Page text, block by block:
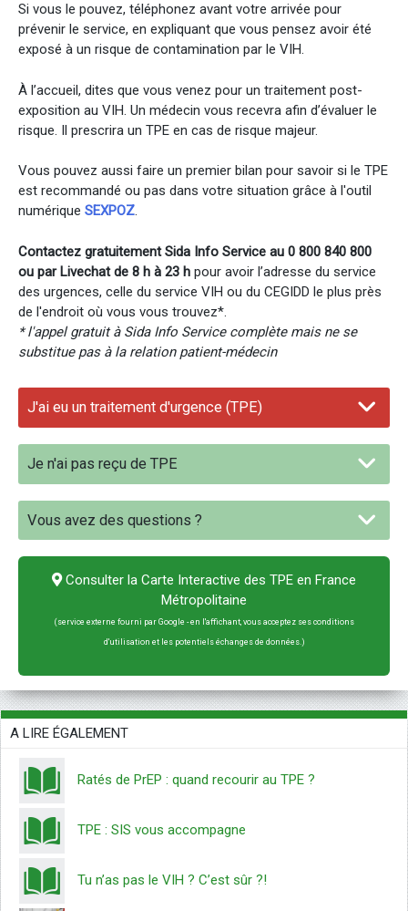
Si vous le pouvez, téléphonez avant votre arrivée pour
prévenir le service, en expliquant que vous pensez avoir été
exposé à un risque de contamination par le VIH.
À l’accueil, dites que vous venez pour un traitement post-
exposition au VIH. Un médecin vous recevra afin d’évaluer le
risque. Il prescrira un TPE en cas de risque majeur.
Vous pouvez aussi faire un premier bilan pour savoir si le TPE
est recommandé ou pas dans votre situation grâce à l'outil
numérique SEXPOZ.
Contactez gratuitement Sida Info Service au 0 800 840 800
ou par Livechat de 8 h à 23 h pour avoir l’adresse du service
des urgences, celle du service VIH ou du CEGIDD le plus près
de l'endroit où vous vous trouvez*.
* l'appel gratuit à Sida Info Service complète mais ne se
substitue pas à la relation patient-médecin
J'ai eu un traitement d'urgence (TPE)
Je n'ai pas reçu de TPE
Vous avez des questions ?
Consulter la Carte Interactive des TPE en France
Métropolitaine
(service externe fourni par Google - en l'affichant, vous acceptez ses conditions
d'utilisation et les potentiels échanges de données.)
A LIRE ÉGALEMENT
Ratés de PrEP : quand recourir au TPE ?
TPE : SIS vous accompagne
Tu n’as pas le VIH ? C’est sûr ?!